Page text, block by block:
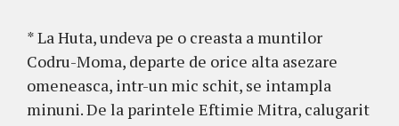
* La Huta, undeva pe o creasta a muntilor
Codru-Moma, departe de orice alta asezare
omeneasca, intr-un mic schit, se intampla
minuni. De la parintele Eftimie Mitra, calugarit